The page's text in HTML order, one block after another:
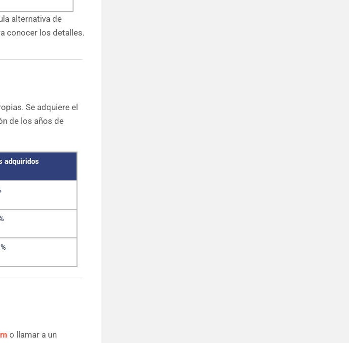
alternativa de
conocer los detalles.
Se adquiere el
de los años de
adquiridos
o llamar a un